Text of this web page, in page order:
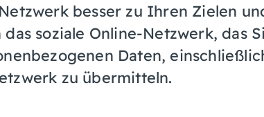
besser zu Ihren Zielen
das soziale Online-Netzwerk, das
Daten,
zu übermitteln.